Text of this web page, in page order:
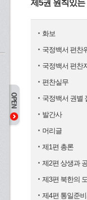
제5권 원칙있
화보
국정백서 편찬
국정백서 편찬
편찬실무
국정백서 권별
발간사
머리글
제1편 총론
제2편 상생과
제3편 북한의
제4편 통일준